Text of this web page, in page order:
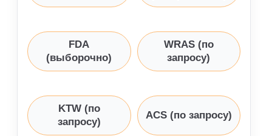
FDA
(выборочно)
WRAS (по
запросу)
KTW (по
запросу)
ACS (по запросу)